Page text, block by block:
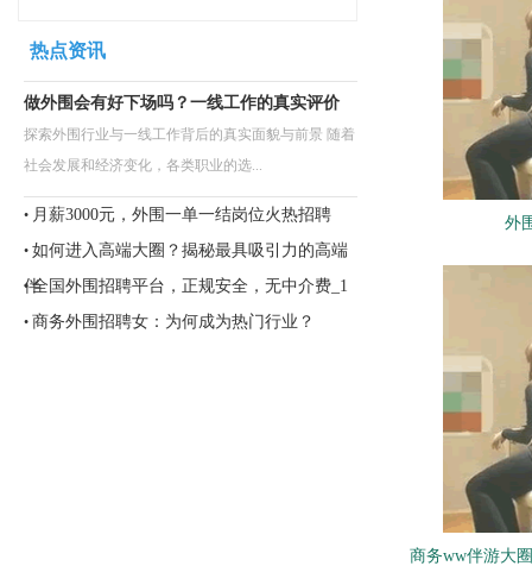
热点资讯
做外围会有好下场吗？一线工作的真实评价
探索外围行业与一线工作背后的真实面貌与前景 随着
社会发展和经济变化，各类职业的选...
• 月薪3000元，外围一单一结岗位火热招聘
• 如何进入高端大圈？揭秘最具吸引力的高端
伴
•全国外围招聘平台，正规安全，无中介费_1
• 商务外围招聘女：为何成为热门行业？
外
商务ww伴游大